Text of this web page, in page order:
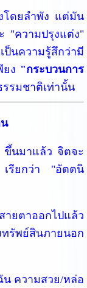
โดยลำพัง แต่มัน
"ความปรุงแต่ง"
นความรู้สึกว่ามี
ง "กระบวนการ
รมชาติเท่านั้น
ขึ้นมาแล้ว จิตจะ
เรียกว่า "อัตตนิ
ตาออกไปแล้ว
ทรัพย์สินภายนอก
ความสวย/หล่อ